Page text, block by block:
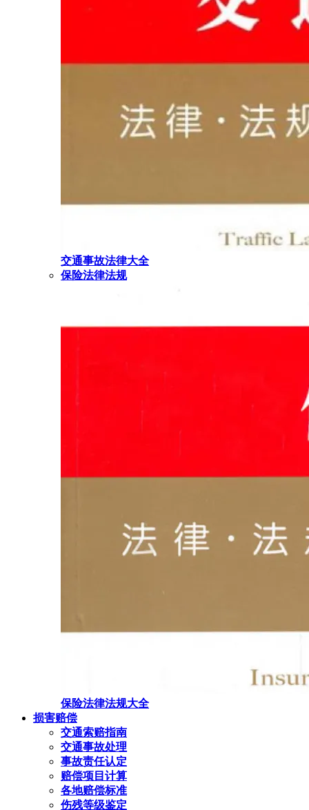
交通事故法律大全
保险法律法规
保险法律法规大全
损害赔偿
交通索赔指南
交通事故处理
事故责任认定
赔偿项目计算
各地赔偿标准
伤残等级鉴定